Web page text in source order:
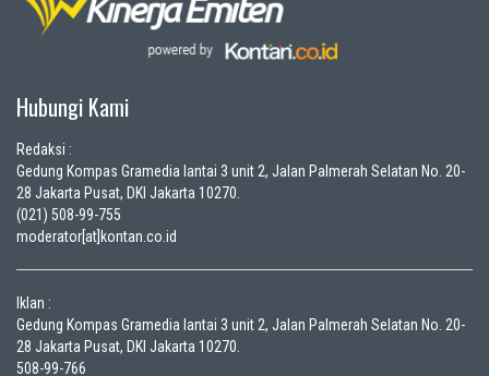
Hubungi Kami
Redaksi :
Gedung Kompas Gramedia lantai 3 unit 2, Jalan Palmerah Selatan No. 20-
28 Jakarta Pusat, DKI Jakarta 10270.
(021) 508-99-755
moderator[at]kontan.co.id
Iklan :
Gedung Kompas Gramedia lantai 3 unit 2, Jalan Palmerah Selatan No. 20-
28 Jakarta Pusat, DKI Jakarta 10270.
508-99-766